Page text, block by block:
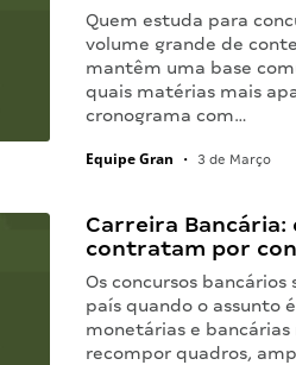
Quem estuda para
volume grande de
mantêm uma base
quais matérias mais
cronograma com…
Equipe Gran • 3 de Março
Carreira
contratam por
Os concursos
país quando o assunto
monetárias e
recompor quadros,